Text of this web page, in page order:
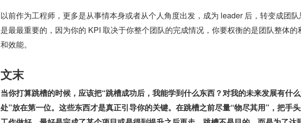
以前作为工程师，更多是从事情本身或者从个人角度出发，成为 leader 后，转变成团队
是最最重要的，因为你的 KPI 取决于你整个团队的完成情况，你要权衡的是团队整体的
和效能。
文末
当你打算跳槽的时候，应该把“跳槽成功后，我能学到什么东西？对我的未来发展有什
处”放在第一位。这些东西才是真正引导你的关键。在跳槽之前尽量“物尽其用”，把手